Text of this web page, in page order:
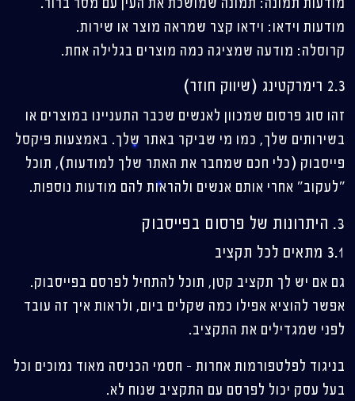
מודעות וידאו: וידאו קצר שמראה מוצר או שירות.
קרוסלה: מודעה שמציגה כמה מוצרים בגלילה אחת.
2.3 רימרקטינג (שיווק חוזר)
זהו סוג פרסום שמכוון לאנשים שכבר התעניינו במוצרים או
בשירותים שלך, כמו מי שביקר באתר שלך. באמצעות פיקסל
פייסבוק (כלי חכם שמחבר את האתר שלך למודעות), תוכל
"לעקוב" אחרי אותם אנשים ולהראות להם מודעות נוספות.
3. היתרונות של פרסום בפייסבוק
3.1 מתאים לכל תקציב
גם אם יש לך תקציב קטן, תוכל להתחיל לפרסם בפייסבוק.
אפשר להוציא אפילו כמה שקלים ביום, ולראות איך זה עובד
לפני שמגדילים את התקציב.
בניגוד לפלטפורמות אחרות – חסמי הכניסה מאוד נמוכים וכל
בעל עסק יכול לפרסם עם התקציב שנוח לא.